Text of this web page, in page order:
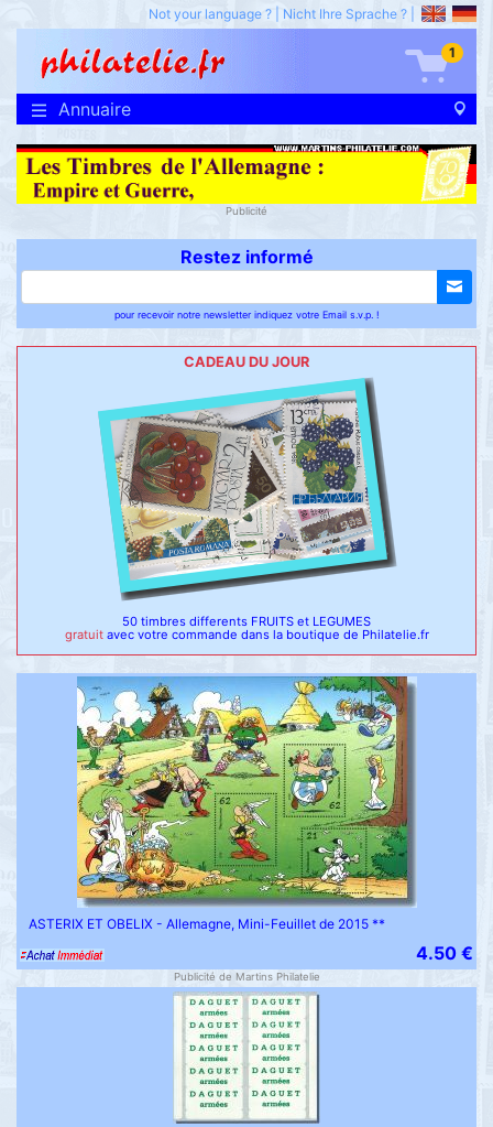
Not your language ? Nicht Ihre Sprache ?
1
Annuaire
Publicité
Restez informé
pour recevoir notre newsletter indiquez votre Email s.v.p. !
CADEAU DU JOUR
50 timbres differents FRUITS et LEGUMES
gratuit avec votre commande dans la boutique de Philatelie.fr
ASTERIX ET OBELIX - Allemagne, Mini-Feuillet de 2015 **
4.50 €
Publicité de Martins Philatelie